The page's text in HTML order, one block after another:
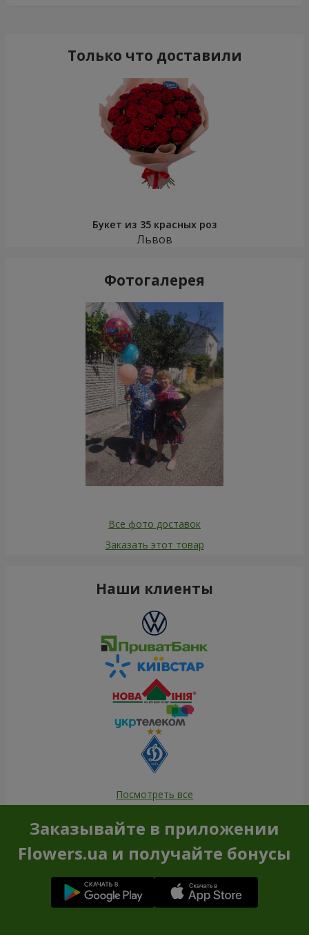
Только что доставили
Букет из 35 красных роз
Львов
Фотогалерея
Все фото доставок
Заказать этот товар
Наши клиенты
Посмотреть все
Заказывайте в приложении
Flowers.ua и получайте бонусы